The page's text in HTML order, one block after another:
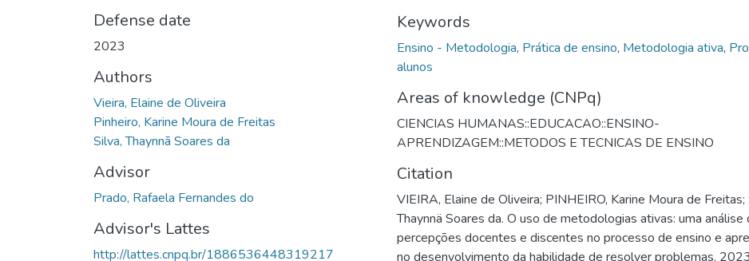
Defense date
2023
Authors
Vieira, Elaine de Oliveira
Pinheiro, Karine Moura de Freitas
Silva, Thaynnã Soares da
Advisor
Prado, Rafaela Fernandes do
Advisor's Lattes
http://lattes.cnpq.br/1886536448319217
Keywords
Ensino - Metodologia, Prática de ensino, Metodologia ativa,
alunos
Areas of knowledge (CNPq)
CIENCIAS HUMANAS::EDUCACAO::ENSINO-
APRENDIZAGEM::METODOS E TECNICAS DE ENSINO
Citation
VIEIRA, Elaine de Oliveira; PINHEIRO, Karine Moura de Freitas;
Thaynnä Soares da. O uso de metodologias ativas: uma análise
percepções docentes e discentes no processo de ensino e
no desenvolvimento da habilidade de resolver problemas.